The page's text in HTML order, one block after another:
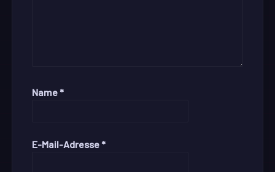
Name *
E-Mail-Adresse *